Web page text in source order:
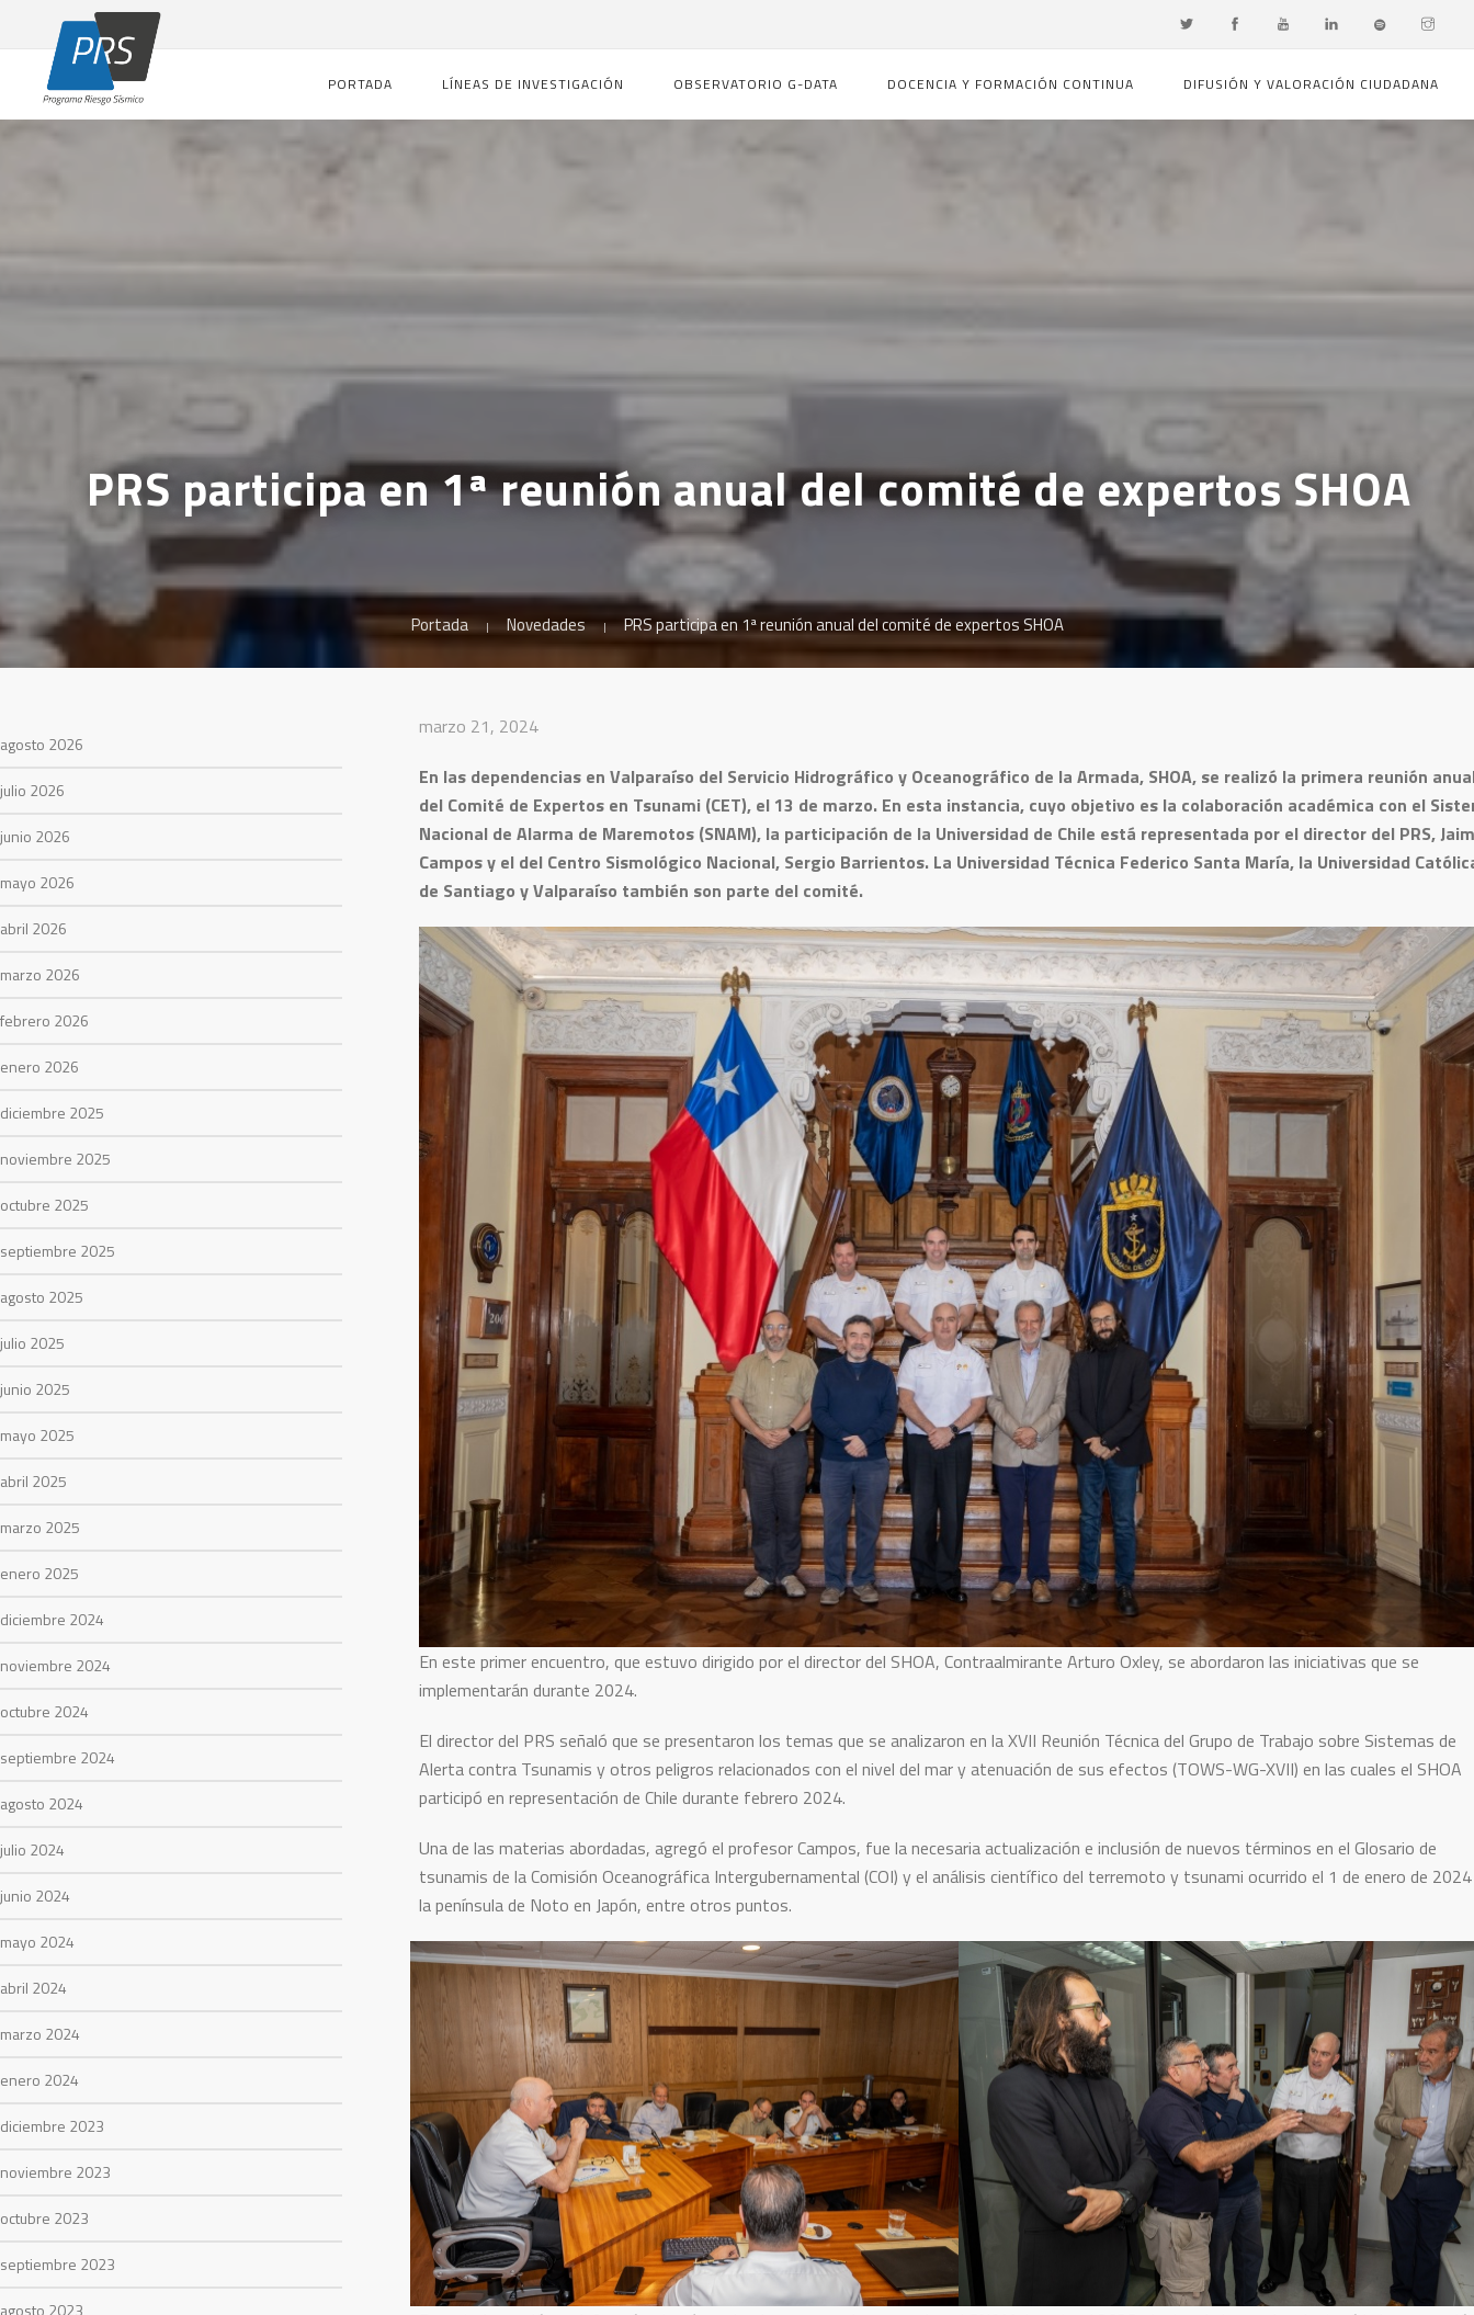
PORTADA LÍNEAS DE INVESTIGACIÓN OBSERVATORIO G-DATA DOCENCIA Y FORMACIÓN CONTINUA DIFUSIÓN Y VALORACIÓN CIUDADANA
PRS participa en 1ª reunión anual del comité de expertos SHOA
Portada Novedades PRS participa en 1ª reunión anual del comité de expertos SHOA
agosto 2026
julio 2026
junio 2026
mayo 2026
abril 2026
marzo 2026
febrero 2026
enero 2026
diciembre 2025
noviembre 2025
octubre 2025
septiembre 2025
agosto 2025
julio 2025
junio 2025
mayo 2025
abril 2025
marzo 2025
enero 2025
diciembre 2024
noviembre 2024
octubre 2024
septiembre 2024
agosto 2024
julio 2024
junio 2024
mayo 2024
abril 2024
marzo 2024
enero 2024
diciembre 2023
noviembre 2023
octubre 2023
septiembre 2023
agosto 2023
marzo 21, 2024
En las dependencias en Valparaíso del Servicio Hidrográfico y Oceanográfico de la Armada, SHOA, se realizó la primera reunión
del Comité de Expertos en Tsunami (CET), el 13 de marzo. En esta instancia, cuyo objetivo es la colaboración académica con el
Nacional de Alarma de Maremotos (SNAM), la participación de la Universidad de Chile está representada por el director del PRS,
Campos y el del Centro Sismológico Nacional, Sergio Barrientos. La Universidad Técnica Federico Santa María, la Universidad
de Santiago y Valparaíso también son parte del comité.
En este primer encuentro, que estuvo dirigido por el director del SHOA, Contraalmirante Arturo Oxley, se abordaron las iniciativas que se
implementarán durante 2024.
El director del PRS señaló que se presentaron los temas que se analizaron en la XVII Reunión Técnica del Grupo de Trabajo sobre Sistemas de
Alerta contra Tsunamis y otros peligros relacionados con el nivel del mar y atenuación de sus efectos (TOWS-WG-XVII) en las cuales el SHOA
participó en representación de Chile durante febrero 2024.
Una de las materias abordadas, agregó el profesor Campos, fue la necesaria actualización e inclusión de nuevos términos en el Glosario de
tsunamis de la Comisión Oceanográfica Intergubernamental (COI) y el análisis científico del terremoto y tsunami ocurrido el 1 de enero de
la península de Noto en Japón, entre otros puntos.